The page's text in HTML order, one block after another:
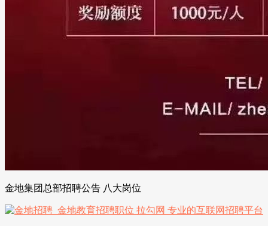
金地集团总部招聘公告 八大岗位